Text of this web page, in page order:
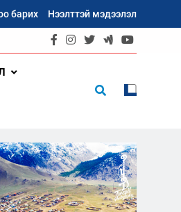
барих Нээлттэй мэдээлэл